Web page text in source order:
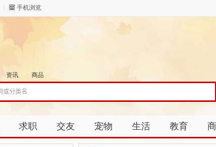
手机浏览
资讯 商品
求职 交友 宠物 生活 教育